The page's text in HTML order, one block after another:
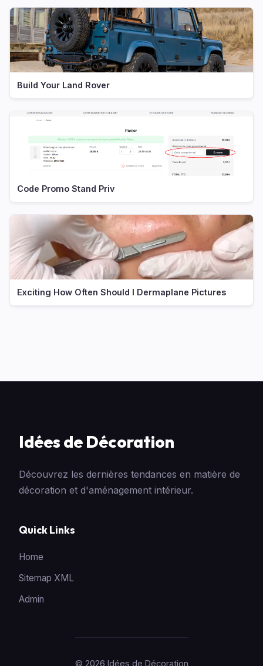
Build Your Land Rover
Code Promo Stand Priv
Exciting How Often Should I Dermaplane Pictures
Idées de Décoration
Découvrez les dernières tendances en matière de
décoration et d'aménagement intérieur.
Quick Links
Home
Sitemap XML
Admin
© 2026 Idées de Décoration